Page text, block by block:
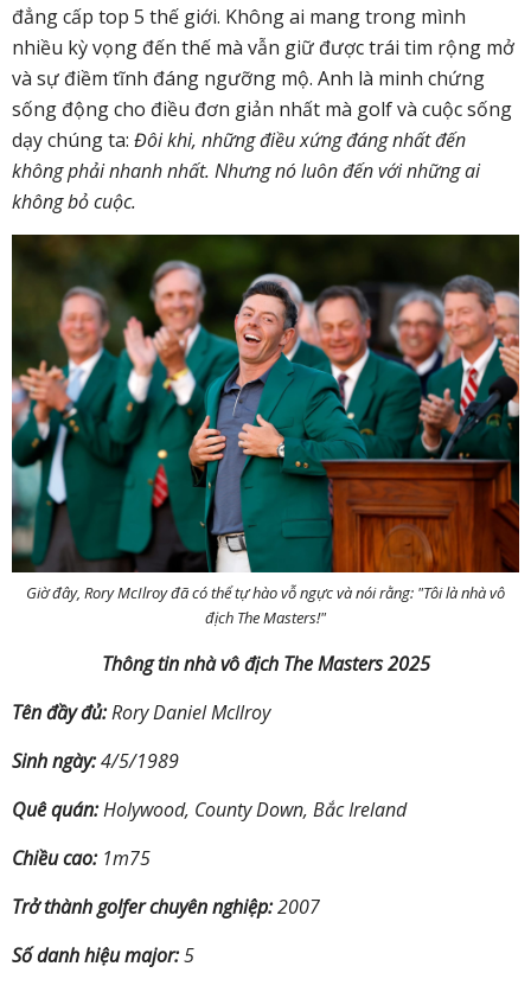
đẳng cấp top 5 thế giới. Không ai mang trong mình
nhiều kỳ vọng đến thế mà vẫn giữ được trái tim rộng mở
và sự điềm tĩnh đáng ngưỡng mộ. Anh là minh chứng
sống động cho điều đơn giản nhất mà golf và cuộc sống
dạy chúng ta: Đôi khi, những điều xứng đáng nhất đến
không phải nhanh nhất. Nhưng nó luôn đến với những ai
không bỏ cuộc.
Giờ đây, Rory McIlroy đã có thể tự hào vỗ ngực và nói rằng: "Tôi là nhà vô
địch The Masters!"
Thông tin nhà vô địch The Masters 2025
Tên đầy đủ:Rory Daniel McIlroy
Sinh ngày:4/5/1989
Quê quán:Holywood, County Down, Bắc Ireland
Chiều cao:1m75
Trở thành golfer chuyên nghiệp:2007
Số danh hiệu major:5